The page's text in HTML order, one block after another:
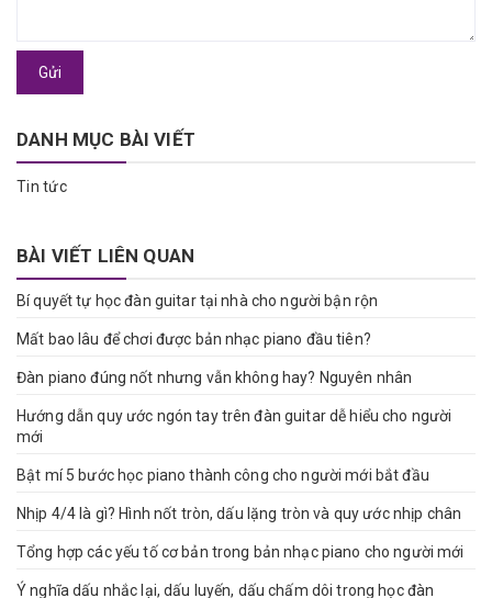
Gửi
DANH MỤC BÀI VIẾT
Tin tức
BÀI VIẾT LIÊN QUAN
Bí quyết tự học đàn guitar tại nhà cho người bận rộn
Mất bao lâu để chơi được bản nhạc piano đầu tiên?
Đàn piano đúng nốt nhưng vẫn không hay? Nguyên nhân
Hướng dẫn quy ước ngón tay trên đàn guitar dễ hiểu cho người
mới
Bật mí 5 bước học piano thành công cho người mới bắt đầu
Nhịp 4/4 là gì? Hình nốt tròn, dấu lặng tròn và quy ước nhịp chân
Tổng hợp các yếu tố cơ bản trong bản nhạc piano cho người mới
Ý nghĩa dấu nhắc lại, dấu luyến, dấu chấm dôi trong học đàn